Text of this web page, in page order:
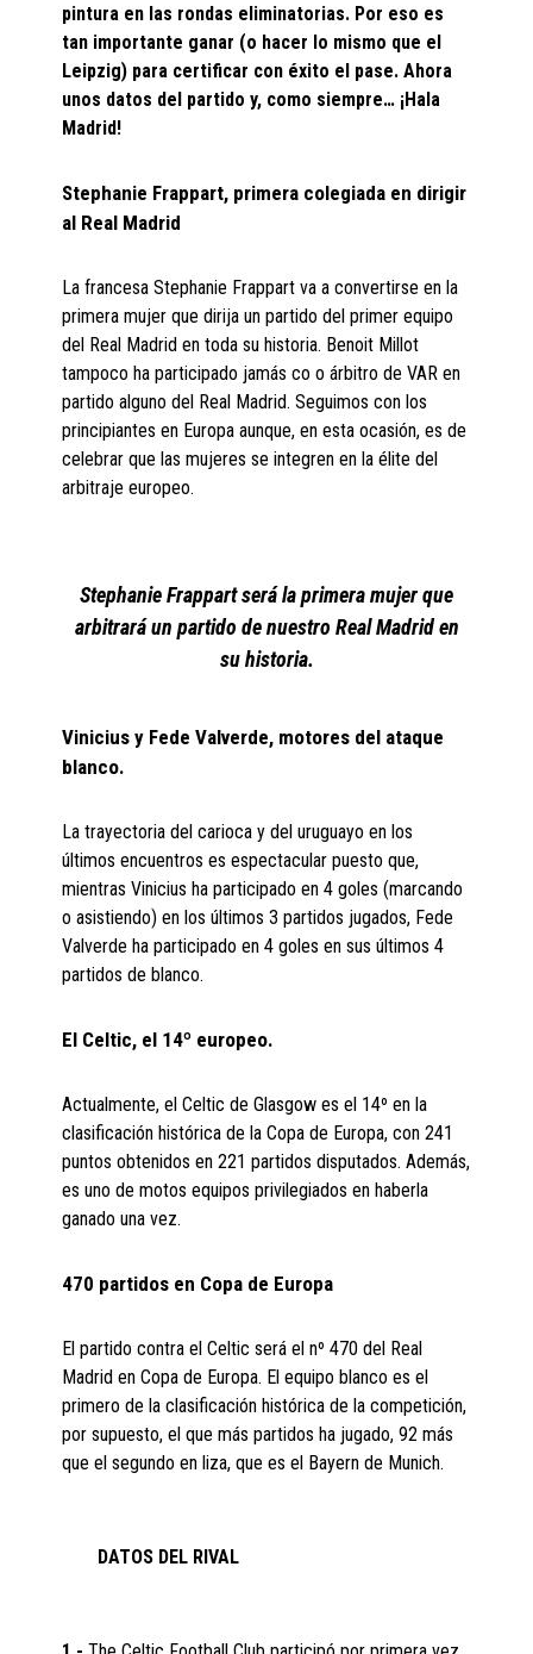
pintura en las rondas eliminatorias. Por eso es
tan importante ganar (o hacer lo mismo que el
Leipzig) para certificar con éxito el pase. Ahora
unos datos del partido y, como siempre… ¡Hala
Madrid!
Stephanie Frappart, primera colegiada en dirigir
al Real Madrid
La francesa Stephanie Frappart va a convertirse en la
primera mujer que dirija un partido del primer equipo
del Real Madrid en toda su historia. Benoit Millot
tampoco ha participado jamás co o árbitro de VAR en
partido alguno del Real Madrid. Seguimos con los
principiantes en Europa aunque, en esta ocasión, es de
celebrar que las mujeres se integren en la élite del
arbitraje europeo.
Stephanie Frappart será la primera mujer que
arbitrará un partido de nuestro Real Madrid en
su historia.
Vinicius y Fede Valverde, motores del ataque
blanco.
La trayectoria del carioca y del uruguayo en los
últimos encuentros es espectacular puesto que,
mientras Vinicius ha participado en 4 goles (marcando
o asistiendo) en los últimos 3 partidos jugados, Fede
Valverde ha participado en 4 goles en sus últimos 4
partidos de blanco.
El Celtic, el 14º europeo.
Actualmente, el Celtic de Glasgow es el 14º en la
clasificación histórica de la Copa de Europa, con 241
puntos obtenidos en 221 partidos disputados. Además,
es uno de motos equipos privilegiados en haberla
ganado una vez.
470 partidos en Copa de Europa
El partido contra el Celtic será el nº 470 del Real
Madrid en Copa de Europa. El equipo blanco es el
primero de la clasificación histórica de la competición,
por supuesto, el que más partidos ha jugado, 92 más
que el segundo en liza, que es el Bayern de Munich.
DATOS DEL RIVAL